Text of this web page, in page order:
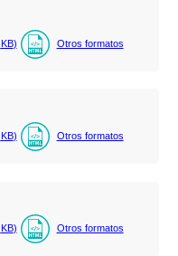
KB) Otros formatos
KB) Otros formatos
KB) Otros formatos